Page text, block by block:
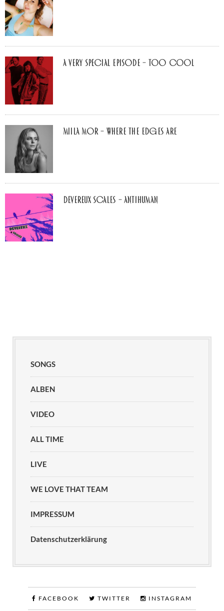
A Very Special Episode – Too Cool
Miila Mor – Where The Edges Are
Devereux Scales – Antihuman
SONGS
ALBEN
VIDEO
ALL TIME
LIVE
WE LOVE THAT TEAM
IMPRESSUM
Datenschutzerklärung
FACEBOOK TWITTER INSTAGRAM